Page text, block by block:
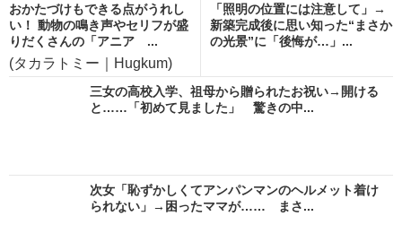
おかたづけもできる点がうれし
い！ 動物の鳴き声やセリフが盛
りだくさんの「アニア ...
(タカラトミー｜Hugkum)
「照明の位置には注意して」→
新築完成後に思い知った“まさか
の光景”に「後悔が…」...
三女の高校入学、祖母から贈られたお祝い→開ける
と……「初めて見ました」 驚きの中...
次女「恥ずかしくてアンパンマンのヘルメット着け
られない」→困ったママが…… まさ...